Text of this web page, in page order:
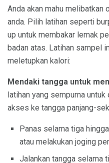
Anda akan mahu melibatkan
anda. Pilih latihan seperti
up untuk membakar lemak
badan atas. Latihan sampel
meletupkan kalori:
Mendaki tangga untuk
latihan yang sempurna
akses ke tangga panjang-
Panas selama tiga
atau melakukan joging
Jalankan tangga selama